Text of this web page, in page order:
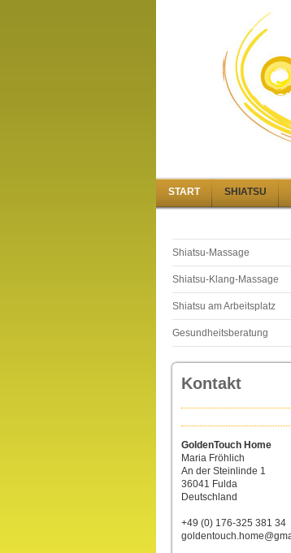
START SHIATSU
Shiatsu-Massage
Shiatsu-Klang-Massage
Shiatsu am Arbeitsplatz
Gesundheitsberatung
Kontakt
GoldenTouch Home
Maria Fröhlich
An der Steinlinde 1
36041 Fulda
Deutschland
+49 (0) 176-325 381 34